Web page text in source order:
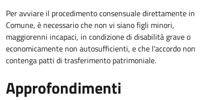
Per avviare il procedimento consensuale direttamente in
Comune, è necessario che non vi siano figli minori,
maggiorenni incapaci, in condizione di disabilità grave o
economicamente non autosufficienti, e che l'accordo non
contenga patti di trasferimento patrimoniale.
Approfondimenti